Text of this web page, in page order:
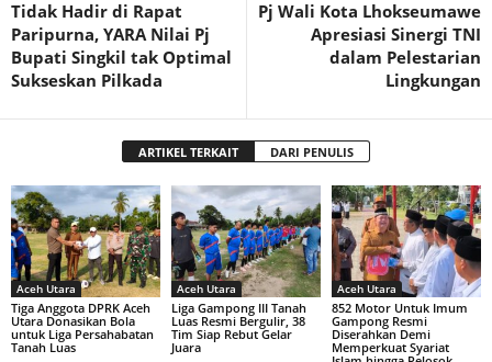
Tidak Hadir di Rapat
Paripurna, YARA Nilai Pj
Bupati Singkil tak Optimal
Sukseskan Pilkada
Pj Wali Kota Lhokseumawe
Apresiasi Sinergi TNI
dalam Pelestarian
Lingkungan
ARTIKEL TERKAIT DARI PENULIS
Aceh Utara
Tiga Anggota DPRK Aceh
Utara Donasikan Bola
untuk Liga Persahabatan
Tanah Luas
Aceh Utara
Liga Gampong III Tanah
Luas Resmi Bergulir, 38
Tim Siap Rebut Gelar
Juara
Aceh Utara
852 Motor Untuk Imum
Gampong Resmi
Diserahkan Demi
Memperkuat Syariat